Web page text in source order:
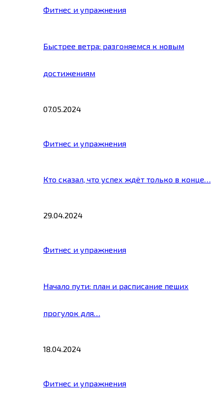
Фитнес и упражнения
Быстрее ветра: разгоняемся к новым
достижениям
07.05.2024
Фитнес и упражнения
Кто сказал, что успех ждёт только в конце…
29.04.2024
Фитнес и упражнения
Начало пути: план и расписание пеших
прогулок для…
18.04.2024
Фитнес и упражнения